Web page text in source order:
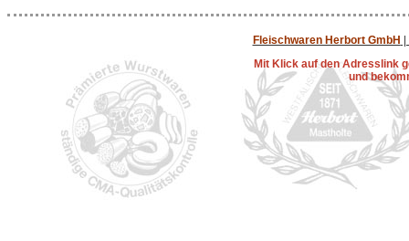
Fleischwaren Herbort GmbH
Mit Klick auf den Adresslink
und